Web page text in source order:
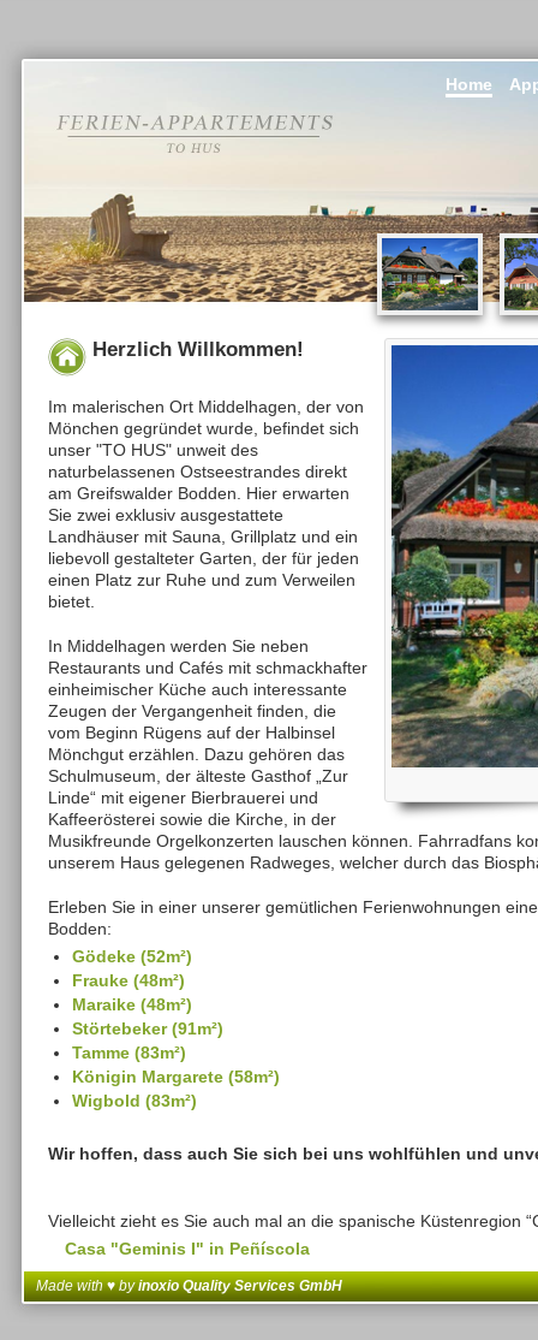
Home
Herzlich Willkommen!
Im malerischen Ort Middelhagen, der von
Mönchen gegründet wurde, befindet sich
unser "TO HUS" unweit des
naturbelassenen Ostseestrandes direkt
am Greifswalder Bodden. Hier erwarten
Sie zwei exklusiv ausgestattete
Landhäuser mit Sauna, Grillplatz und ein
liebevoll gestalteter Garten, der für jeden
einen Platz zur Ruhe und zum Verweilen
bietet.
In Middelhagen werden Sie neben
Restaurants und Cafés mit schmackhafter
einheimischer Küche auch interessante
Zeugen der Vergangenheit finden, die
vom Beginn Rügens auf der Halbinsel
Mönchgut erzählen. Dazu gehören das
Schulmuseum, der älteste Gasthof „Zur
Linde“ mit eigener Bierbrauerei und
Kaffeerösterei sowie die Kirche, in der
Musikfreunde Orgelkonzerten lauschen können. Fahrradfans
unserem Haus gelegenen Radweges, welcher durch das
Erleben Sie in einer unserer gemütlichen Ferienwohnungen
Bodden:
Gödeke (52m²)
Frauke (48m²)
Maraike (48m²)
Störtebeker (91m²)
Tamme (83m²)
Königin Margarete (58m²)
Wigbold (83m²)
Wir hoffen, dass auch Sie sich bei uns wohlfühlen und
Vielleicht zieht es Sie auch mal an die spanische Küstenregion
Casa "Geminis I" in Peñíscola
Made with ♥ byinoxio Quality Services GmbH